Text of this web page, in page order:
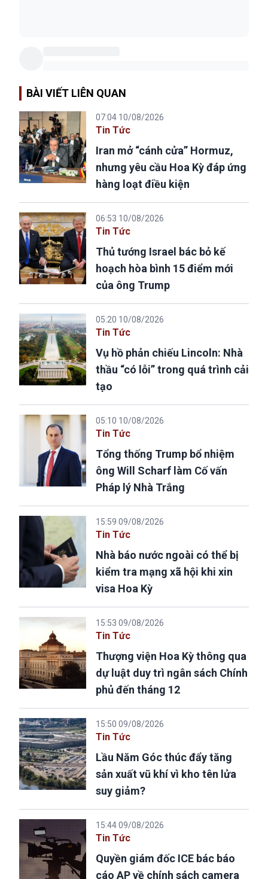
BÀI VIẾT LIÊN QUAN
07:04 10/08/2026
Tin Tức
Iran mở “cánh cửa” Hormuz,
nhưng yêu cầu Hoa Kỳ đáp ứng
hàng loạt điều kiện
06:53 10/08/2026
Tin Tức
Thủ tướng Israel bác bỏ kế
hoạch hòa bình 15 điểm mới
của ông Trump
05:20 10/08/2026
Tin Tức
Vụ hồ phản chiếu Lincoln: Nhà
thầu “có lỗi” trong quá trình cải
tạo
05:10 10/08/2026
Tin Tức
Tổng thống Trump bổ nhiệm
ông Will Scharf làm Cố vấn
Pháp lý Nhà Trắng
15:59 09/08/2026
Tin Tức
Nhà báo nước ngoài có thể bị
kiểm tra mạng xã hội khi xin
visa Hoa Kỳ
15:53 09/08/2026
Tin Tức
Thượng viện Hoa Kỳ thông qua
dự luật duy trì ngân sách Chính
phủ đến tháng 12
15:50 09/08/2026
Tin Tức
Lầu Năm Góc thúc đẩy tăng
sản xuất vũ khí vì kho tên lửa
suy giảm?
15:44 09/08/2026
Tin Tức
Quyền giám đốc ICE bác báo
cáo AP về chính sách camera